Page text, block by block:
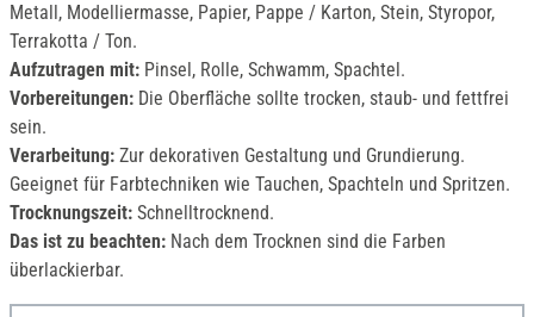
Metall, Modelliermasse, Papier, Pappe / Karton, Stein, Styropor,
Terrakotta / Ton.
Aufzutragen mit: Pinsel, Rolle, Schwamm, Spachtel.
Vorbereitungen: Die Oberfläche sollte trocken, staub- und fettfrei
sein.
Verarbeitung: Zur dekorativen Gestaltung und Grundierung.
Geeignet für Farbtechniken wie Tauchen, Spachteln und Spritzen.
Trocknungszeit: Schnelltrocknend.
Das ist zu beachten: Nach dem Trocknen sind die Farben
überlackierbar.